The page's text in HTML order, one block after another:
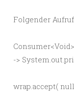
Folgender
->
wrap.accept(